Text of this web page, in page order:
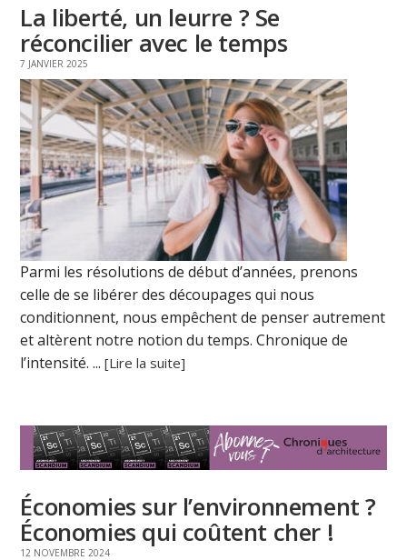
La liberté, un leurre ? Se
réconcilier avec le temps
7 JANVIER 2025
Parmi les résolutions de début d’années, prenons
celle de se libérer des découpages qui nous
conditionnent, nous empêchent de penser autrement
et altèrent notre notion du temps. Chronique de
l’intensité. ...[Lire la suite]
Économies sur l’environnement ?
Économies qui coûtent cher !
12 NOVEMBRE 2024